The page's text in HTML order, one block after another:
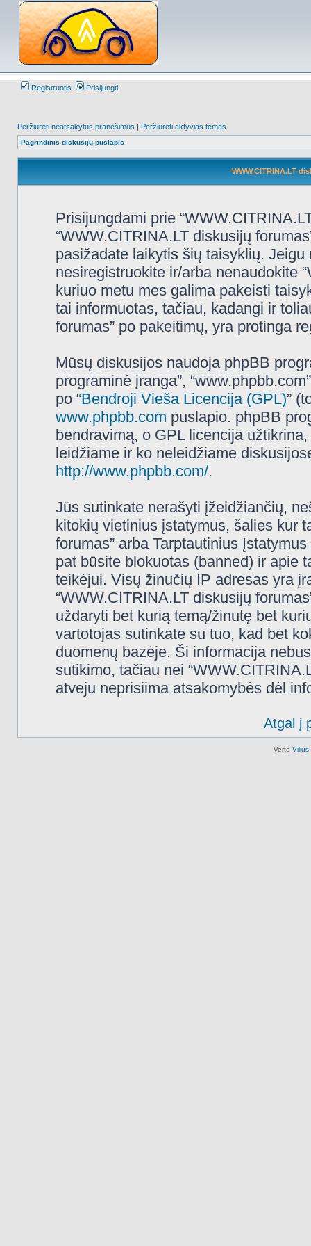
Registruotis Prisijungti
Peržiūrėti neatsakytus pranešimus | Peržiūrėti aktyvias temas
Pagrindinis diskusijų puslapis
WWW.CITRINA.LT
Prisijungdami prie
“WWW.CITRINA.LT diskusijų
pasižadate laikytis šių taisyklių.
nesiregistruokite ir/arba nenaudokite
kuriuo metu mes galima pakeisti
tai informuotas, tačiau, kadangi ir
forumas” po pakeitimų, yra protinga
Mūsų diskusijos naudoja phpBB
programinė įranga”,
po “Bendroji Vieša Licencija (GPL)”
www.phpbb.com puslapio. phpBB
bendravimą, o GPL licencija
leidžiame ir ko neleidžiame
http://www.phpbb.com/.
Jūs sutinkate nerašyti įžeidžiančių,
kitokių vietinius įstatymus, šalies kur
forumas” arba Tarptautinius
pat būsite blokuotas (banned) ir apie
teikėjui. Visų žinučių IP adresas yra
“WWW.CITRINA.LT diskusijų
uždaryti bet kurią temą/žinutę bet
vartotojas sutinkate su tuo, kad bet
duomenų bazėje. Ši informacija
sutikimo, tačiau nei
atveju neprisiima atsakomybės dėl
Atgal į
Vertė Vilius